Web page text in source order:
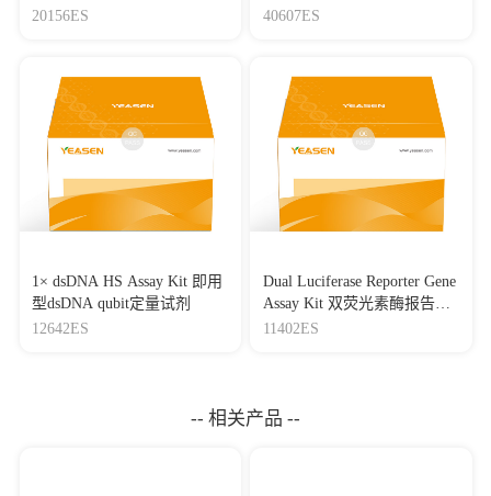
Benzonase）
20156ES
Mycoplasma Elimination
40607ES
1× dsDNA HS Assay Kit 即用
型dsDNA qubit定量试剂
12642ES
Dual Luciferase Reporter Gene
Assay Kit 双荧光素酶报告基
因检测试剂盒
11402ES
-- 相关产品 --